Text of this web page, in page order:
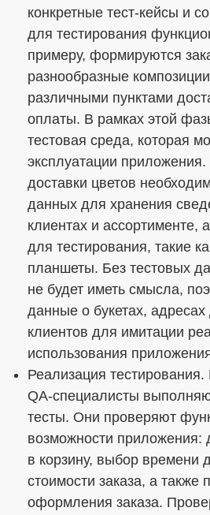
конкретные тест-кейсы и
для тестирования
примеру, формируются
разнообразные
различными пунктами
оплаты. В рамках этой
тестовая среда, которая
эксплуатации
доставки цветов
данных для хранения
клиентах и ассортименте,
для тестирования, такие
планшеты. Без тестовых
не будет иметь смысла,
данные о букетах,
клиентов для имитации
использования
Реализация
QA-специалисты
тесты. Они проверяют
возможности приложения:
в корзину, выбор времени
стоимости заказа, а также
оформления заказа.